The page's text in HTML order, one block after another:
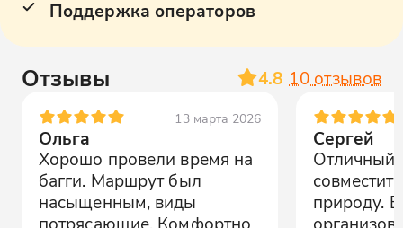
Поддержка операторов
Отзывы 4.8 10 отзывов
13 марта 2026
Ольга
Хорошо провели время на
багги. Маршрут был
насыщенным, виды
потрясающие. Комфортно
Сергей
Отличный
природу.